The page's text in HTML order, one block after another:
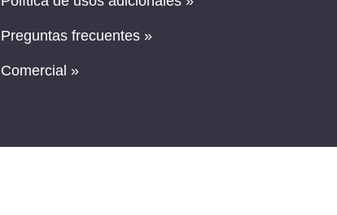
Preguntas frecuentes »
Comercial »